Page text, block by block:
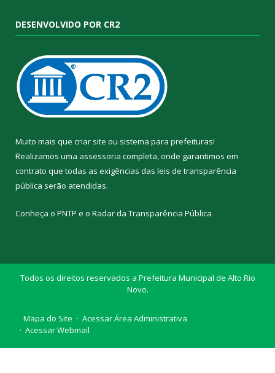
DESENVOLVIDO POR CR2
Muito mais que criar site ou sistema para prefeituras!
Realizamos uma assessoria completa, onde garantimos em
contrato que todas as exigências das leis de transparência
pública serão atendidas.
Conheça o PNTP e o Radar da Transparência Pública
Todos os direitos reservados a Prefeitura Municipal de Alto Rio
Novo.
Mapa do Site
Acessar Área Administrativa
Acessar Webmail